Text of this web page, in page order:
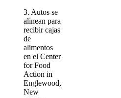
3. Autos se
alinean para
recibir cajas
de
alimentos
en el Center
for Food
Action in
Englewood,
New